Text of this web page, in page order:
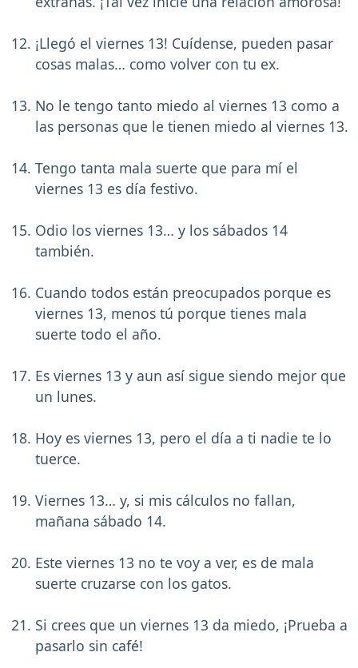
¡Llegó el viernes 13! Cuídense, pueden pasar
cosas malas… como volver con tu ex.
No le tengo tanto miedo al viernes 13 como a
las personas que le tienen miedo al viernes 13.
Tengo tanta mala suerte que para mí el
viernes 13 es día festivo.
Odio los viernes 13… y los sábados 14
también.
Cuando todos están preocupados porque es
viernes 13, menos tú porque tienes mala
suerte todo el año.
Es viernes 13 y aun así sigue siendo mejor que
un lunes.
Hoy es viernes 13, pero el día a ti nadie te lo
tuerce.
Viernes 13… y, si mis cálculos no fallan,
mañana sábado 14.
Este viernes 13 no te voy a ver, es de mala
suerte cruzarse con los gatos.
Si crees que un viernes 13 da miedo, ¡Prueba a
pasarlo sin café!